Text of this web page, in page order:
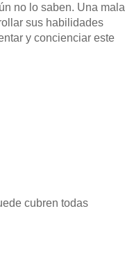
no lo saben. Una mala
sus habilidades
y concienciar este
cubren todas